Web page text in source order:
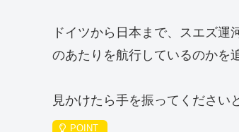
ドイツから日本まで、スエズ
のあたりを航行しているのかを
見かけたら手を振ってください